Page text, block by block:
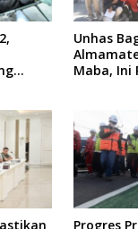
Unhas
Maba, Ini
Progres